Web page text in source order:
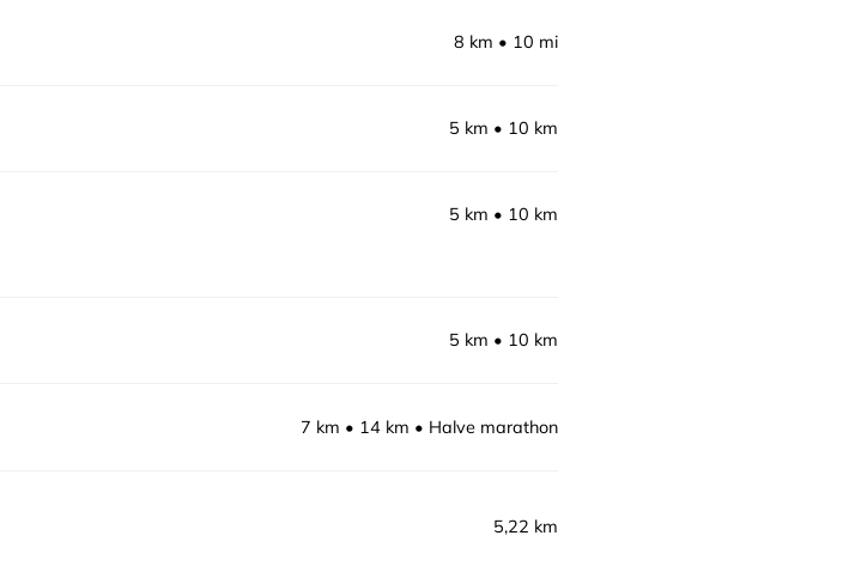
8 km 10 mi
5 km 10 km
5 km 10 km
5 km 10 km
7 km 14 km Halve marathon
5,22 km